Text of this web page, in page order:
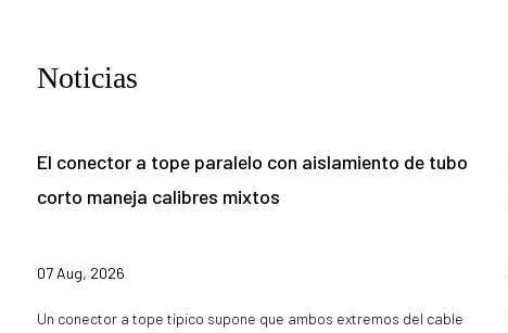
Noticias
El conector a tope paralelo con aislamiento de tubo
corto maneja calibres mixtos
07 Aug, 2026
Un conector a tope típico supone que ambos extremos del cable